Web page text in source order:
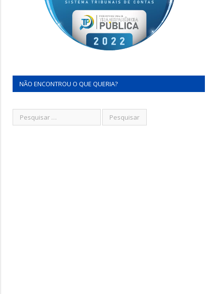
NÃO ENCONTROU O QUE QUERIA?